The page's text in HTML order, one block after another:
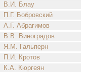
В.И. Блау
П.Г. Бобровский
А.Г. Абрагимов
В.В. Виноградов
Я.М. Гальперн
П.И. Кротов
К.А. Кюргеян